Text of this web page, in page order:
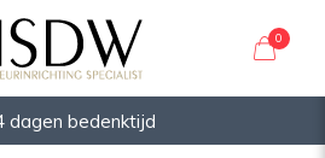
0
dagen bedenktijd